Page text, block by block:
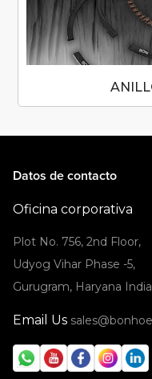
Datos de contacto
Oficina corporativa
Plot No. 756, 2nd Floor,
Udyog Vihar Phase -5,
Gurugram, Haryana India
Email Us